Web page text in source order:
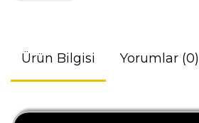
Ürün Bilgisi Yorumlar (0)